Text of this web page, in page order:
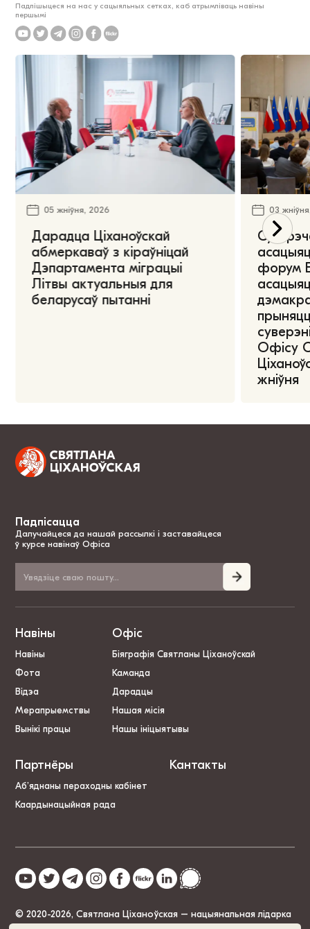
Падпішыцеся на нас у сацыяльных сетках, каб атрымліваць навіны
першымі
05 жніўня, 2026
Дарадца Ціханоўскай
абмеркаваў з кіраўніцай
Дэпартамента міграцыі
Літвы актуальныя для
беларусаў пытанні
03
форум
Офісу
жніўня
Падпісацца
Далучайцеся да нашай рассылкі і заставайцеся
ў курсе навінаў Офіса
Навіны
Навіны
Фота
Відэа
Мерапрыемствы
Вынікі працы
Офіс
Біяграфія Святланы Ціханоўскай
Каманда
Дарадцы
Нашая місія
Нашы ініцыятывы
Партнёры
Аб’яднаны пераходны кабінет
Каардынацыйная рада
Кантакты
© 2020-2026, Святлана Ціханоўская – нацыянальная лідарка